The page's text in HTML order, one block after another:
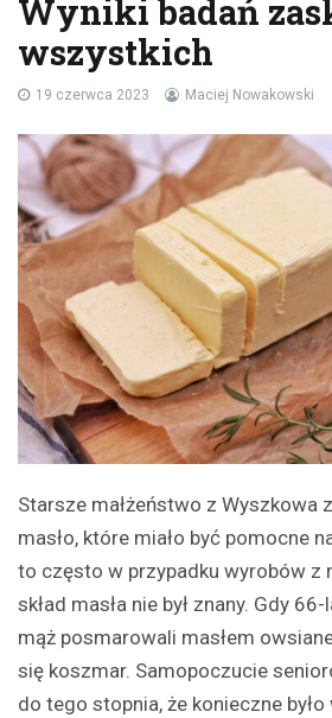
Wyniki badań
wszystkich
19 czerwca 2023 Maciej Nowakowski
Starsze małżeństwo z Wyszkowa
masło, które miało być pomocne
to często w przypadku wyrobów z
skład masła nie był znany. Gdy
mąż posmarowali masłem
się koszmar. Samopoczucie
do tego stopnia, że konieczne